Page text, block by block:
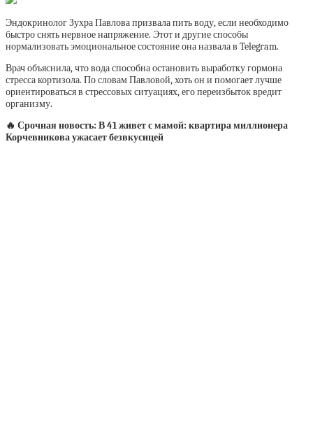
Эндокринолог Зухра Павлова призвала пить воду, если необходимо
быстро снять нервное напряжение. Этот и другие способы
нормализовать эмоциональное состояние она назвала в Telegram.
Врач объяснила, что вода способна остановить выработку гормона
стресса кортизола. По словам Павловой, хоть он и помогает лучше
ориентироваться в стрессовых ситуациях, его переизбыток вредит
организму.
🔥 Срочная новость: В 41 живет с мамой: квартира миллионера
Корчевникова ужасает безвкусицей